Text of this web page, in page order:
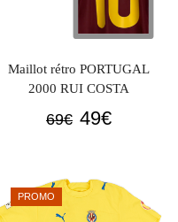
Maillot rétro PORTUGAL
2000 RUI COSTA
69€ Le
était :
69€.
49€Le
est :
49€.
PROMO